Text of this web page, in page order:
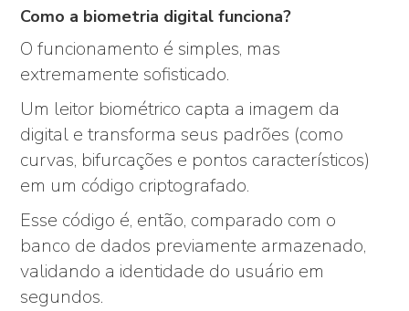
Como a biometria digital funciona?
O funcionamento é simples, mas
extremamente sofisticado.
Um leitor biométrico capta a imagem da
digital e transforma seus padrões (como
curvas, bifurcações e pontos característicos)
em um código criptografado.
Esse código é, então, comparado com o
banco de dados previamente armazenado,
validando a identidade do usuário em
segundos.